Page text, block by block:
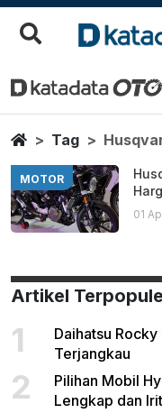
Husqvarna
Berita
HomeTag
MOTOR
01
Artikel
1
Daihatsu
Terjangkau
2
Pilihan Mobil
Lengkap dan